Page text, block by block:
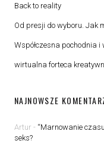
Back to reality
Od presji do wyboru. Jak
Współczesna pochodnia i
wirtualna forteca
NAJNOWSZE
Artur - “Marnowanie
seks?